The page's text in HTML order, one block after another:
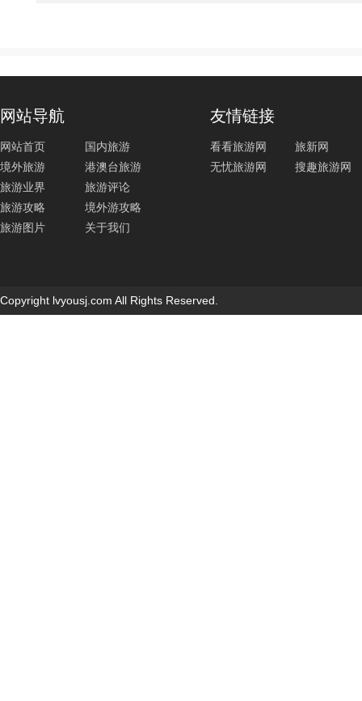
网站导航
网站首页
国内旅游
境外旅游
港澳台旅游
旅游业界
旅游评论
旅游攻略
境外游攻略
旅游图片
关于我们
友情链接
看看旅游网
旅新网
无忧旅游网
搜趣旅游网
Copyright lvyousj.com All Rights Reserved.